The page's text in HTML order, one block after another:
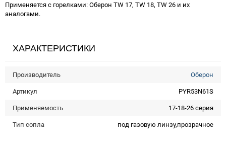
Применяется с горелками: Оберон TW 17, TW 18, TW 26 и их
аналогами.
ХАРАКТЕРИСТИКИ
Производитель Оберон
Артикул PYR53N61S
Применяемость 17-18-26 серия
Тип сопла под газовую линзу,прозрачное